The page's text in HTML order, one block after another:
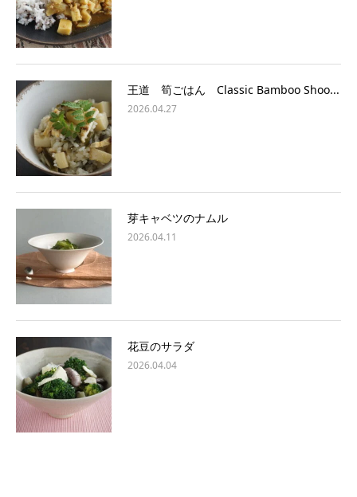
王道 筍ごはん Classic Bamboo Shoo...
2026.04.27
芽キャベツのナムル
2026.04.11
花豆のサラダ
2026.04.04